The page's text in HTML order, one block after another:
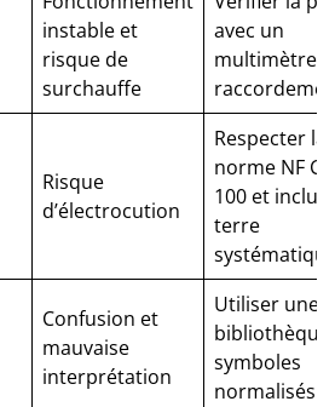
instable et
risque de
surchauffe
avec un
multimètre
Risque
d’électrocution
Respecter la
norme NF C
100 et
terre
Confusion et
mauvaise
interprétation
Utiliser une
bibliothèque
symboles
normalisés